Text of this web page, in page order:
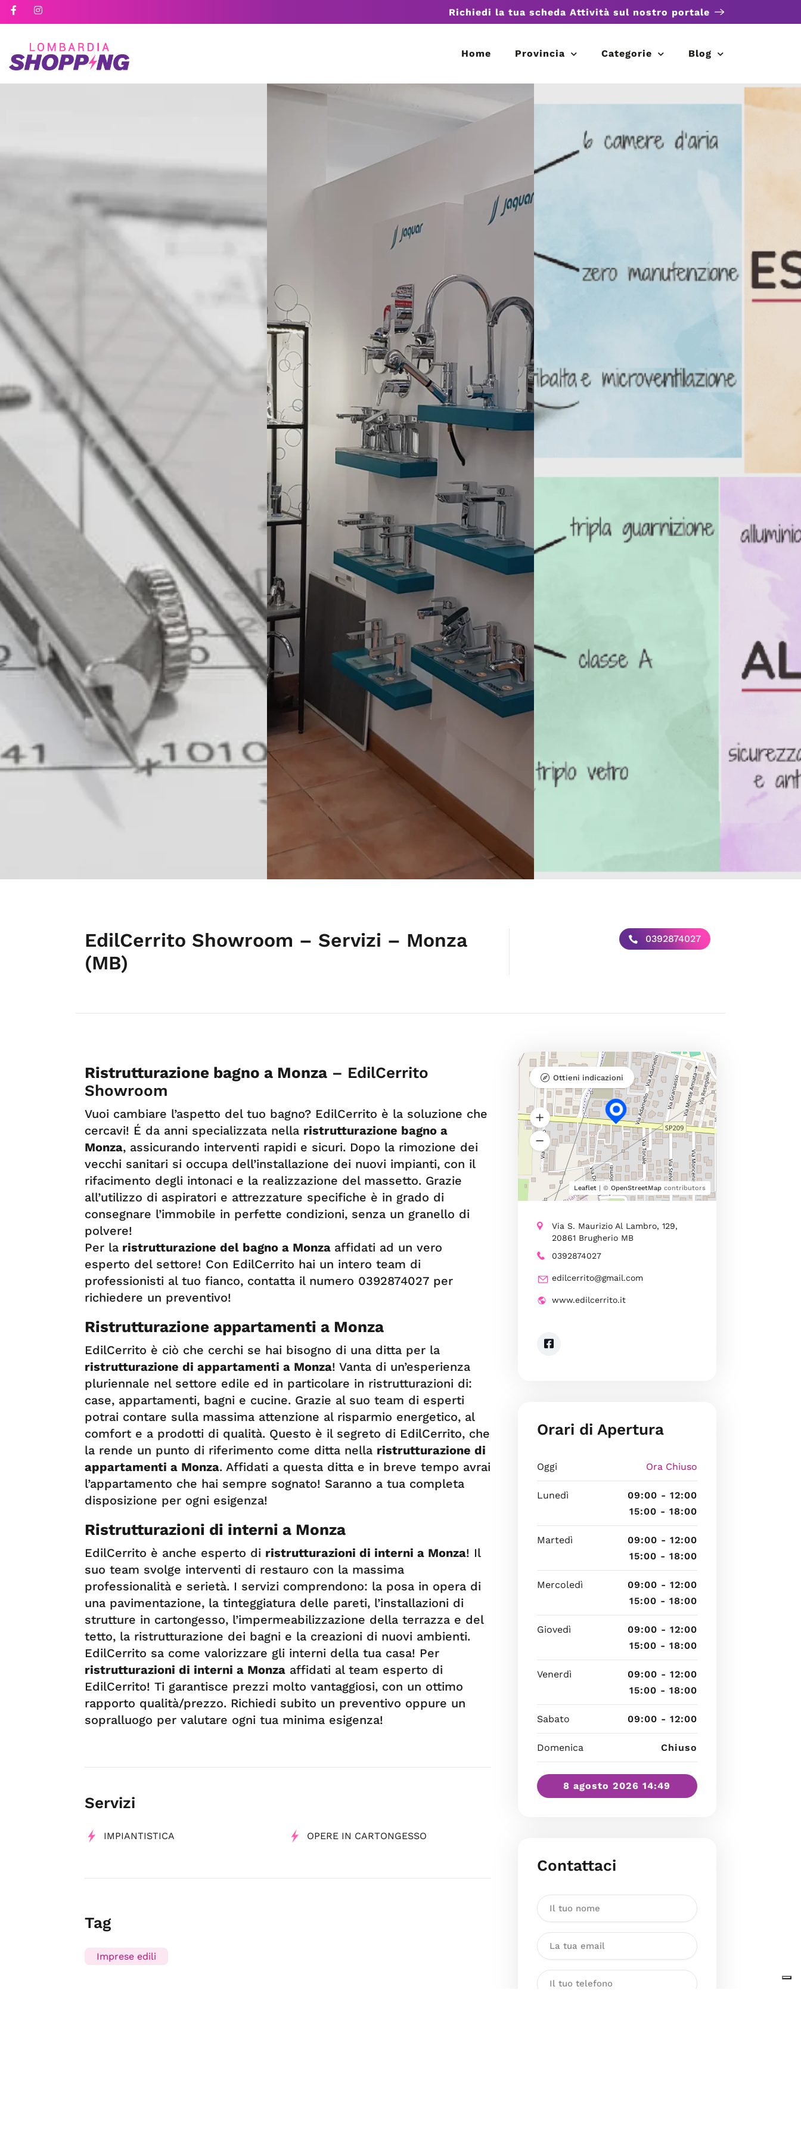
Richiedi la tua scheda Attività sul nostro portale
Home Provincia Categorie Blog
EdilCerrito Showroom – Servizi – Monza
(MB)
0392874027
Ristrutturazione bagno a Monza – EdilCerrito
Showroom
Vuoi cambiare l’aspetto del tuo bagno? EdilCerrito è la soluzione che
cercavi! É da anni specializzata nella ristrutturazione bagno a
Monza, assicurando interventi rapidi e sicuri. Dopo la rimozione dei
vecchi sanitari si occupa dell’installazione dei nuovi impianti, con il
rifacimento degli intonaci e la realizzazione del massetto. Grazie
all’utilizzo di aspiratori e attrezzature specifiche è in grado di
consegnare l’immobile in perfette condizioni, senza un granello di
polvere!
Per la ristrutturazione del bagno a Monza affidati ad un vero
esperto del settore! Con EdilCerrito hai un intero team di
professionisti al tuo fianco, contatta il numero 0392874027 per
richiedere un preventivo!
Ristrutturazione appartamenti a Monza
EdilCerrito è ciò che cerchi se hai bisogno di una ditta per la
ristrutturazione di appartamenti a Monza! Vanta di un’esperienza
pluriennale nel settore edile ed in particolare in ristrutturazioni di:
case, appartamenti, bagni e cucine. Grazie al suo team di esperti
potrai contare sulla massima attenzione al risparmio energetico, al
comfort e a prodotti di qualità. Questo è il segreto di EdilCerrito, che
la rende un punto di riferimento come ditta nella ristrutturazione di
appartamenti a Monza. Affidati a questa ditta e in breve tempo avrai
l’appartamento che hai sempre sognato! Saranno a tua completa
disposizione per ogni esigenza!
Ristrutturazioni di interni a Monza
EdilCerrito è anche esperto di ristrutturazioni di interni a Monza! Il
suo team svolge interventi di restauro con la massima
professionalità e serietà. I servizi comprendono: la posa in opera di
una pavimentazione, la tinteggiatura delle pareti, l’installazioni di
strutture in cartongesso, l’impermeabilizzazione della terrazza e del
tetto, la ristrutturazione dei bagni e la creazioni di nuovi ambienti.
EdilCerrito sa come valorizzare gli interni della tua casa! Per
ristrutturazioni di interni a Monza affidati al team esperto di
EdilCerrito! Ti garantisce prezzi molto vantaggiosi, con un ottimo
rapporto qualità/prezzo. Richiedi subito un preventivo oppure un
sopralluogo per valutare ogni tua minima esigenza!
Servizi
IMPIANTISTICA OPERE IN CARTONGESSO
Tag
Imprese edili
Leaflet| © OpenStreetMapcontributors
Ottieni indicazioni
Via S. Maurizio Al Lambro, 129,
20861 Brugherio MB
0392874027
edilcerrito@gmail.com
www.edilcerrito.it
Orari di Apertura
Oggi Ora Chiuso
Lunedì
09:00 - 12:00
15:00 - 18:00
Martedì
09:00 - 12:00
15:00 - 18:00
Mercoledì
09:00 - 12:00
15:00 - 18:00
Giovedì
09:00 - 12:00
15:00 - 18:00
Venerdì
09:00 - 12:00
15:00 - 18:00
Sabato 09:00 - 12:00
Domenica Chiuso
8 agosto 2026 14:49
Contattaci